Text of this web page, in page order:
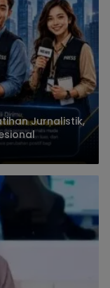
Jurnalistik,